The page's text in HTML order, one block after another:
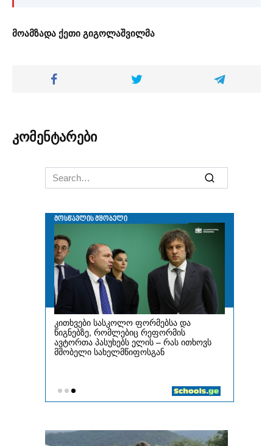
მოამზადა ქეთი გიგოლაშვილმა
კომენტარები
Search
for: